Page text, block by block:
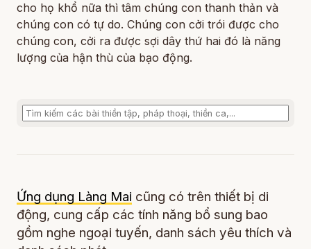
cho họ khổ nữa thì tâm chúng con thanh thản và
chúng con có tự do. Chúng con cởi trói được cho
chúng con, cởi ra được sợi dây thứ hai đó là năng
lượng của hận thù của bạo động.
Ứng dụng Làng Mai cũng có trên thiết bị di
động, cung cấp các tính năng bổ sung bao
gồm nghe ngoại tuyến, danh sách yêu thích và